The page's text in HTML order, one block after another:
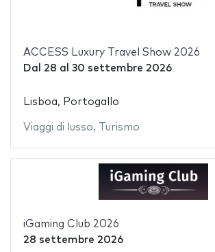
ACCESS Luxury Travel Show 2026
Dal 28 al 30 settembre 2026
Lisboa, Portogallo
Viaggi di lusso, Turismo
iGaming Club 2026
28 settembre 2026